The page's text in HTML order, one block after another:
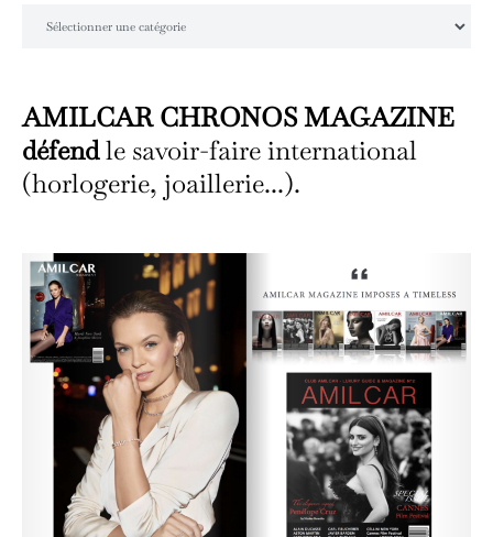
AMILCAR CHRONOS MAGAZINE
défendle savoir-faire international
(horlogerie, joaillerie...).